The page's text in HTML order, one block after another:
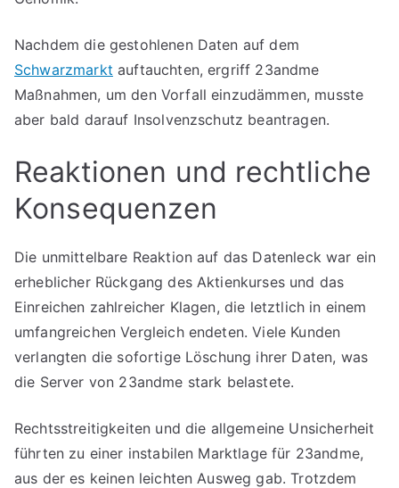
Nachdem die gestohlenen Daten auf dem
Schwarzmarkt auftauchten, ergriff 23andme
Maßnahmen, um den Vorfall einzudämmen, musste
aber bald darauf Insolvenzschutz beantragen.
Reaktionen und rechtliche
Konsequenzen
Die unmittelbare Reaktion auf das Datenleck war ein
erheblicher Rückgang des Aktienkurses und das
Einreichen zahlreicher Klagen, die letztlich in einem
umfangreichen Vergleich endeten. Viele Kunden
verlangten die sofortige Löschung ihrer Daten, was
die Server von 23andme stark belastete.
Rechtsstreitigkeiten und die allgemeine Unsicherheit
führten zu einer instabilen Marktlage für 23andme,
aus der es keinen leichten Ausweg gab. Trotzdem